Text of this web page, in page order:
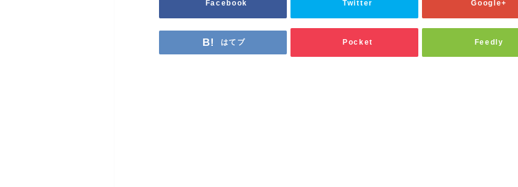
Facebook Twitter Google+
はてブ Pocket Feedly